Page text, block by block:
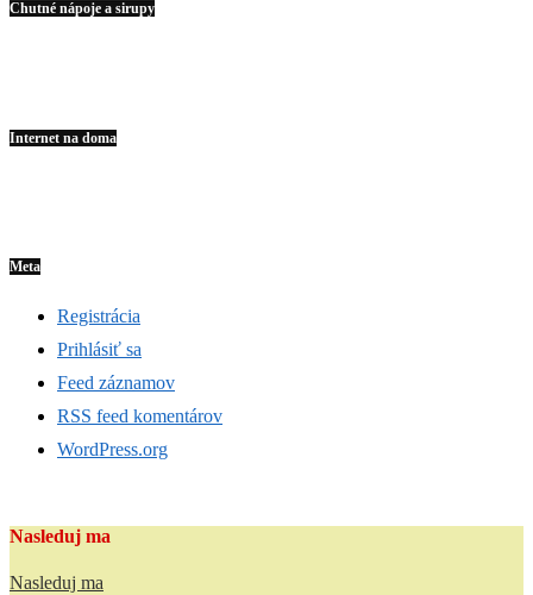
Chutné nápoje a sirupy
Internet na doma
Meta
Registrácia
Prihlásiť sa
Feed záznamov
RSS feed komentárov
WordPress.org
Nasleduj ma
Nasleduj ma